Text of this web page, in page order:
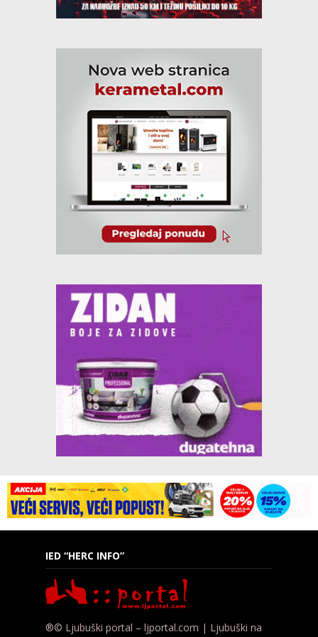
IED “HERC INFO”
®© Ljubuški portal – ljportal.com | Ljubuški na